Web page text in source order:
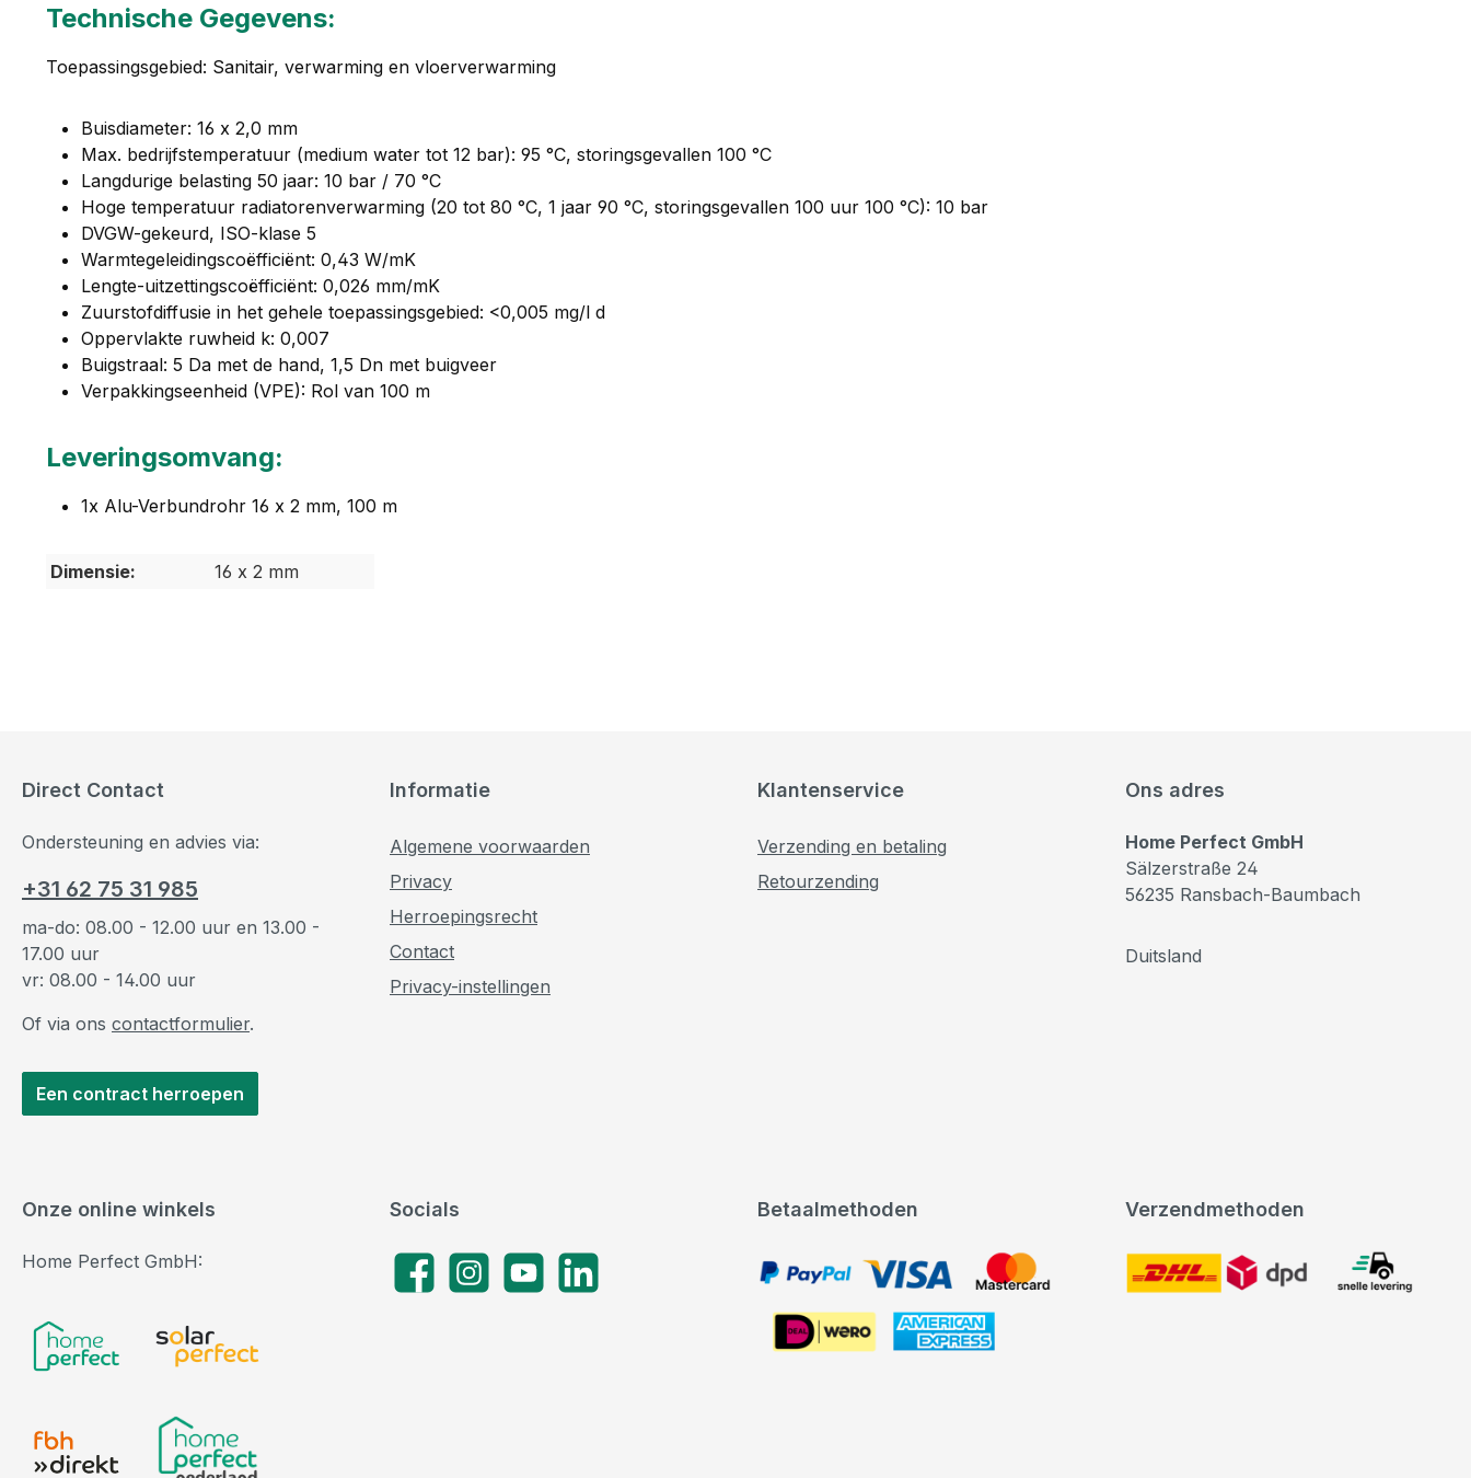
Technische Gegevens:
Toepassingsgebied: Sanitair, verwarming en vloerverwarming
Buisdiameter: 16 x 2,0 mm
Max. bedrijfstemperatuur (medium water tot 12 bar): 95 °C, storingsgevallen 100 °C
Langdurige belasting 50 jaar: 10 bar / 70 °C
Hoge temperatuur radiatorenverwarming (20 tot 80 °C, 1 jaar 90 °C, storingsgevallen 100 uur 100 °C): 10 bar
DVGW-gekeurd, ISO-klase 5
Warmtegeleidingscoëfficiënt: 0,43 W/mK
Lengte-uitzettingscoëfficiënt: 0,026 mm/mK
Zuurstofdiffusie in het gehele toepassingsgebied: <0,005 mg/l d
Oppervlakte ruwheid k: 0,007
Buigstraal: 5 Da met de hand, 1,5 Dn met buigveer
Verpakkingseenheid (VPE): Rol van 100 m
Leveringsomvang:
1x Alu-Verbundrohr 16 x 2 mm, 100 m
Dimensie: 16 x 2 mm
Direct Contact
Ondersteuning en advies via:
+31 62 75 31 985
ma-do: 08.00 - 12.00 uur en 13.00 -
17.00 uur
vr: 08.00 - 14.00 uur
Of via ons contactformulier.
Een contract herroepen
Informatie
Algemene voorwaarden
Privacy
Herroepingsrecht
Contact
Privacy-instellingen
Klantenservice
Verzending en betaling
Retourzending
Betaalmethoden
PayPal, VISA, Mastercard
Verzendmethoden
Ons adres
Home Perfect GmbH
Sälzerstraße 24
56235 Ransbach-Baumbach
Duitsland
Socials
FacebookInstagramYouTubeLinkedIn
Onze online winkels
Home Perfect GmbH: